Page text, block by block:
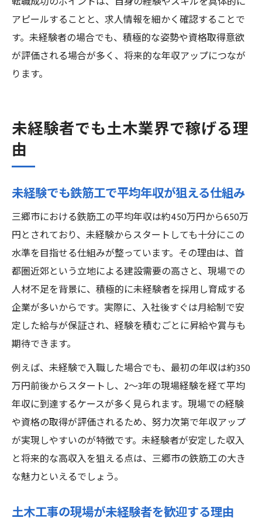
アピールすることと、求人情報を細かく確認することで
す。未経験者の場合でも、積極的な姿勢や資格取得意欲
が評価される場合が多く、将来的な年収アップにつなが
ります。
未経験者でも土木業界で稼げる理
由
未経験でも鉄筋工で平均年収が狙える仕組み
三郷市における鉄筋工の平均年収は約450万円から650万
円とされており、未経験からスタートしても十分にこの
水準を目指せる仕組みが整っています。その理由は、首
都圏近郊という立地による建設需要の高さと、現場での
人材不足を背景に、積極的に未経験者を採用し育成する
企業が多いからです。実際に、入社後すぐは月給制で安
定した給与が保証され、経験を積むごとに昇給や賞与も
期待できます。
例えば、未経験で入職した場合でも、最初の年収は約350
万円前後からスタートし、2～3年の現場経験を経て平均
年収に到達するケースが多く見られます。現場での経験
や資格の取得が評価されるため、努力次第で年収アップ
が実現しやすいのが特徴です。未経験者が安定した収入
と将来的な高収入を狙える点は、三郷市の鉄筋工の大き
な魅力といえるでしょう。
土木工事の現場が未経験者を歓迎する理由